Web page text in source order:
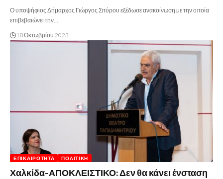
Ο υποψήφιος Δήμαρχος Γιώργος Σπύρου εξέδωσε ανακοίνωση με την οποία
επιβεβαιώνει την…
18 Οκτωβρίου 2023
ΕΠΙΚΑΙΡΌΤΗΤΑ ΠΟΛΙΤΙΚΉ
Χαλκίδα-ΑΠΟΚΛΕΙΣΤΙΚΟ: Δεν θα κάνει ένσταση